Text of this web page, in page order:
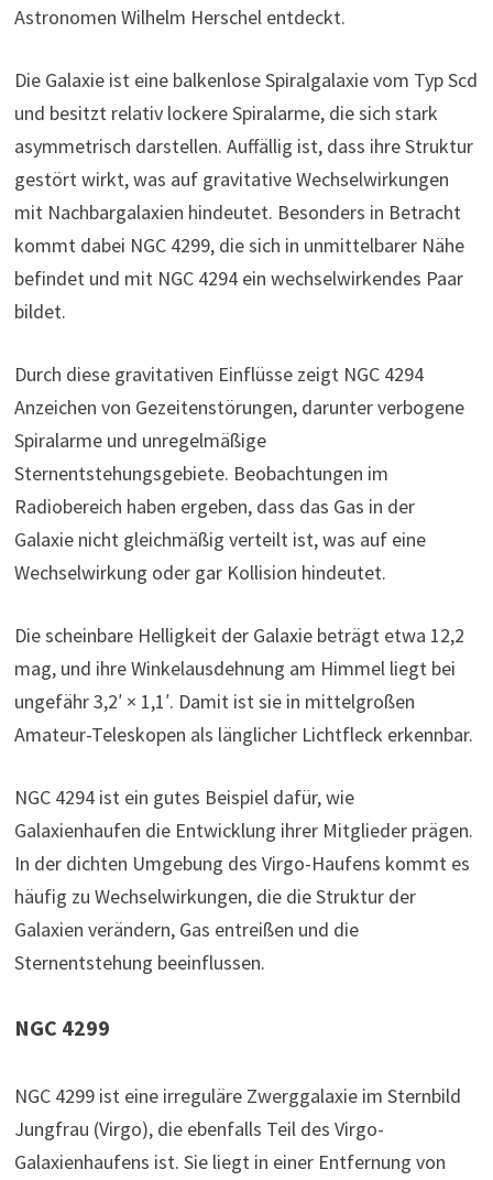
Astronomen Wilhelm Herschel entdeckt.
Die Galaxie ist eine balkenlose Spiralgalaxie vom Typ Scd
und besitzt relativ lockere Spiralarme, die sich stark
asymmetrisch darstellen. Auffällig ist, dass ihre Struktur
gestört wirkt, was auf gravitative Wechselwirkungen
mit Nachbargalaxien hindeutet. Besonders in Betracht
kommt dabei NGC 4299, die sich in unmittelbarer Nähe
befindet und mit NGC 4294 ein wechselwirkendes Paar
bildet.
Durch diese gravitativen Einflüsse zeigt NGC 4294
Anzeichen von Gezeitenstörungen, darunter verbogene
Spiralarme und unregelmäßige
Sternentstehungsgebiete. Beobachtungen im
Radiobereich haben ergeben, dass das Gas in der
Galaxie nicht gleichmäßig verteilt ist, was auf eine
Wechselwirkung oder gar Kollision hindeutet.
Die scheinbare Helligkeit der Galaxie beträgt etwa 12,2
mag, und ihre Winkelausdehnung am Himmel liegt bei
ungefähr 3,2′ × 1,1′. Damit ist sie in mittelgroßen
Amateur-Teleskopen als länglicher Lichtfleck erkennbar.
NGC 4294 ist ein gutes Beispiel dafür, wie
Galaxienhaufen die Entwicklung ihrer Mitglieder prägen.
In der dichten Umgebung des Virgo-Haufens kommt es
häufig zu Wechselwirkungen, die die Struktur der
Galaxien verändern, Gas entreißen und die
Sternentstehung beeinflussen.
NGC 4299
NGC 4299 ist eine irreguläre Zwerggalaxie im Sternbild
Jungfrau (Virgo), die ebenfalls Teil des Virgo-
Galaxienhaufens ist. Sie liegt in einer Entfernung von